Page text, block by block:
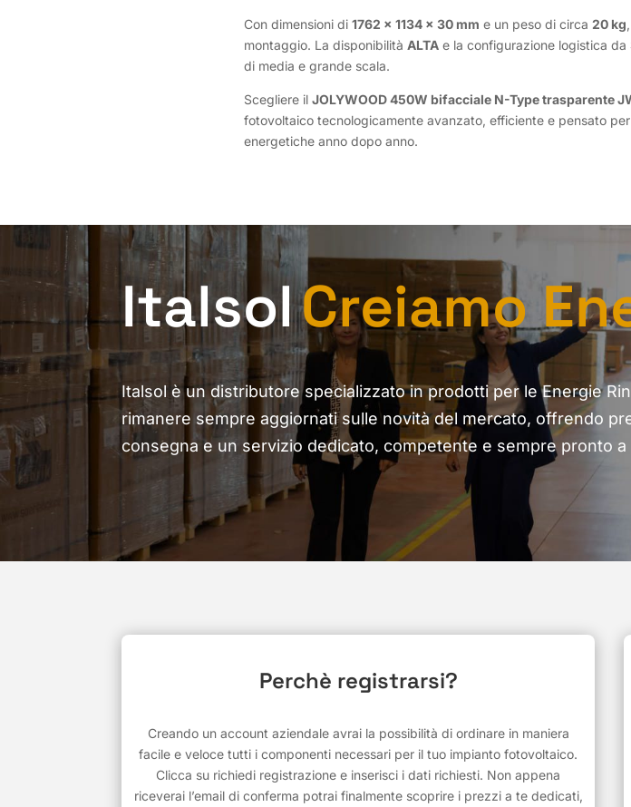
Con dimensioni di 1762 x 1134 x 30 mm e un peso di circa 20 kg
montaggio. La disponibilità ALTAe la configurazione logistica da
di media e grande scala.
Scegliere il JOLYWOOD 450W bifacciale N-Type trasparente
fotovoltaico tecnologicamente avanzato, efficiente e pensato
energetiche anno dopo anno.
ItalsolCreiamo
Italsol è un distributore specializzato in prodotti per le Energie
rimanere sempre aggiornati sulle novità del mercato, offrendo
consegna e un servizio dedicato, competente e sempre pronto
Perchè registrarsi?
Creando un account aziendale avrai la possibilità di ordinare in maniera
facile e veloce tutti i componenti necessari per il tuo impianto fotovoltaico.
Clicca su richiedi registrazione e inserisci i dati richiesti. Non appena
riceverai l’email di conferma potrai finalmente scoprire i prezzi a te dedicati,